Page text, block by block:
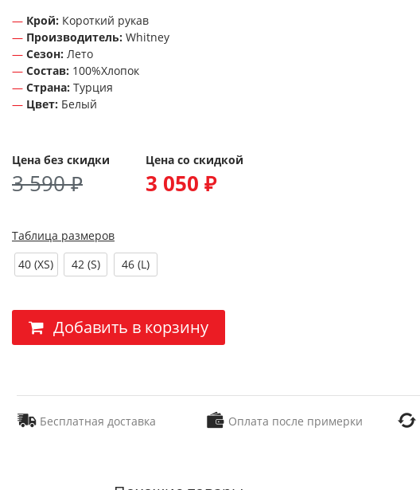
Крой: Короткий рукав
Производитель: Whitney
Сезон: Лето
Состав: 100%Хлопок
Страна: Турция
Цвет: Белый
Цена без скидки
3 590 ₽
Цена со скидкой
3 050 ₽
Таблица размеров
40 (XS)
42 (S) 46 (L)
Добавить в корзину
Бесплатная доставка Оплата после примерки